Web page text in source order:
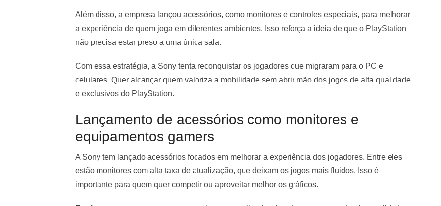
Além disso, a empresa lançou acessórios, como monitores e controles especiais, para melhorar
a experiência de quem joga em diferentes ambientes. Isso reforça a ideia de que o PlayStation
não precisa estar preso a uma única sala.
Com essa estratégia, a Sony tenta reconquistar os jogadores que migraram para o PC e
celulares. Quer alcançar quem valoriza a mobilidade sem abrir mão dos jogos de alta qualidade
e exclusivos do PlayStation.
Lançamento de acessórios como monitores e
equipamentos gamers
A Sony tem lançado acessórios focados em melhorar a experiência dos jogadores. Entre eles
estão monitores com alta taxa de atualização, que deixam os jogos mais fluidos. Isso é
importante para quem quer competir ou aproveitar melhor os gráficos.